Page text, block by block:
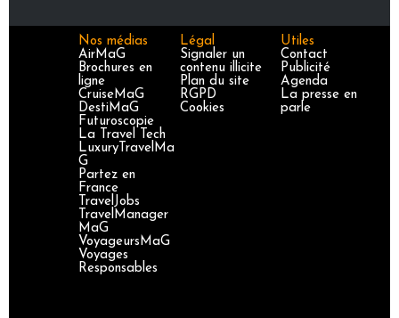
Nos médias
AirMaG
Brochures en
ligne
CruiseMaG
DestiMaG
Futuroscopie
La Travel Tech
LuxuryTravelMa
G
Partez en
France
TravelJobs
TravelManager
MaG
VoyageursMaG
Voyages
Responsables
Légal
Signaler un
contenu illicite
Plan du site
RGPD
Cookies
Utiles
Contact
Publicité
Agenda
La presse en
parle